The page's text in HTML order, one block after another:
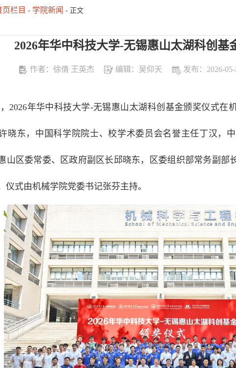
页栏目 - 学院新闻 - 正文
2026年华中科技大学-无锡惠山太湖科创基
作者：徐倩 王英杰 编辑：吴仰天 发布：2026-05-
2026年华中科技大学-无锡惠山太湖科创基金颁奖仪式在
晓东，中国科学院院士、校学术委员会名誉主任丁汉，
山区委常委、区政府副区长邱晓东，区委组织部常务副部
仪式由机械学院党委书记张芬主持。